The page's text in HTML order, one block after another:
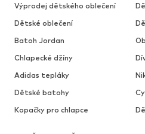
Výprodej dětského oblečení
Dětské oblečení
Batoh Jordan
Chlapecké džíny
Adidas tepláky
Dětské batohy
Kopačky pro chlapce